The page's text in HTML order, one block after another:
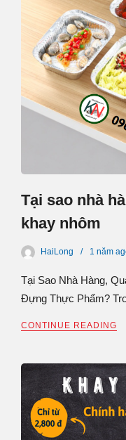
Tại sao nhà
khay nhôm
HaiLong 1 năm
Tại Sao Nhà Hàng,
Đựng Thực Phẩm?
CONTINUE READING